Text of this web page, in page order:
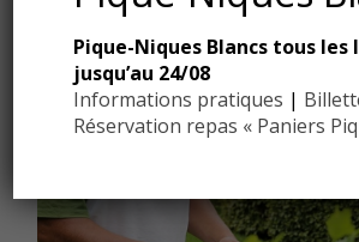
Pique-Niques Blancs tous les
jusqu’au 24/08
Informations pratiques |
Réservation repas « Paniers